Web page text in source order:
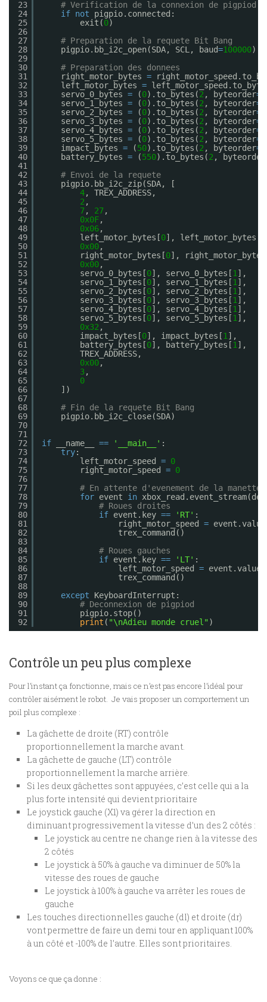
23
24
25
26
27
28
29
30
31
32
33
34
35
36
37
38
39
40
41
42
43
44
45
46
47
48
49
50
51
52
53
54
55
56
57
58
59
60
61
62
63
64
65
66
67
68
69
70
71
72
73
74
75
76
77
78
79
80
81
82
83
84
85
86
87
88
89
90
91
92
# Verification de la connexion de pigpiod
if not
pigpio.connected:
exit(0)
# Preparation de la requete Bit Bang
pigpio.bb_i2c_open(SDA, SCL, baud=100000)
# Preparation des donnees
right_motor_bytes =
left_motor_bytes =
servo_0_bytes = (0).to_bytes(2 , byteorder=
servo_1_bytes = (0).to_bytes(2 , byteorder=
servo_2_bytes = (0).to_bytes(2 , byteorder=
servo_3_bytes = (0).to_bytes(2 , byteorder=
servo_4_bytes = (0).to_bytes(2 , byteorder=
servo_5_bytes = (0).to_bytes(2 , byteorder=
impact_bytes = (50).to_bytes(2 , byteorder=
battery_bytes = (550).to_bytes(2 , byteorder
# Envoi de la requete
pigpio.bb_i2c_zip(SDA, [
4,
2
7, 27
0x0F
0x06
left_motor_bytes[0], left_motor_bytes[
0x00
right_motor_bytes[0],
0x00
servo_0_bytes[0], servo_0_bytes[1
servo_1_bytes[0], servo_1_bytes[1
servo_2_bytes[0], servo_2_bytes[1
servo_3_bytes[0], servo_3_bytes[1
servo_4_bytes[0], servo_4_bytes[1
servo_5_bytes[0], servo_5_bytes[1
0x32
impact_bytes[0], impact_bytes[1
battery_bytes[0], battery_bytes[1
0x00
3
0
])
# Fin de la requete Bit Bang
pigpio.bb_i2c_close(SDA)
if __name__ == '__main__' :
try:
left_motor_speed = 0
right_motor_speed = 0
# En attente d'evenement de la manette
for event in
# Roues droites
if event.key == 'RT' :
right_motor_speed =
trex_command()
# Roues gauches
if event.key == 'LT' :
left_motor_speed = event.value
trex_command()
except
KeyboardInterrupt:
# Deconnexion de pigpiod
pigpio.stop()
print ( "\nAdieu monde cruel")
Contrôle un peu plus complexe
Pour l’instant ça fonctionne, mais ce n’est pas encore l’idéal pour
contrôler aisément le robot. Je vais proposer un comportement un
poil plus complexe :
La gâchette de droite (RT) contrôle
proportionnellement la marche avant.
La gâchette de gauche (LT) contrôle
proportionnellement la marche arrière.
Si les deux gâchettes sont appuyées, c’est celle qui a la
plus forte intensité qui devient prioritaire
Le joystick gauche (X1) va gérer la direction en
diminuant progressivement la vitesse d’un des 2 côtés :
Le joystick au centre ne change rien à la vitesse des
2 côtés
Le joystick à 50% à gauche va diminuer de 50% la
vitesse des roues de gauche
Le joystick à 100% à gauche va arrêter les roues de
gauche
Les touches directionnelles gauche (dl) et droite (dr)
vont permettre de faire un demi tour en appliquant 100%
à un côté et -100% de l’autre. Elles sont prioritaires.
Voyons ce que ça donne :